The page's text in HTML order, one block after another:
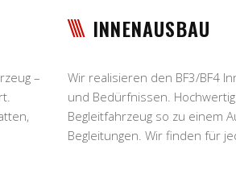
–
INNENAUSBAU
Wir realisieren den BF3/BF4
und Bedürfnissen.
Begleitfahrzeug so zu einem
Begleitungen. Wir finden für